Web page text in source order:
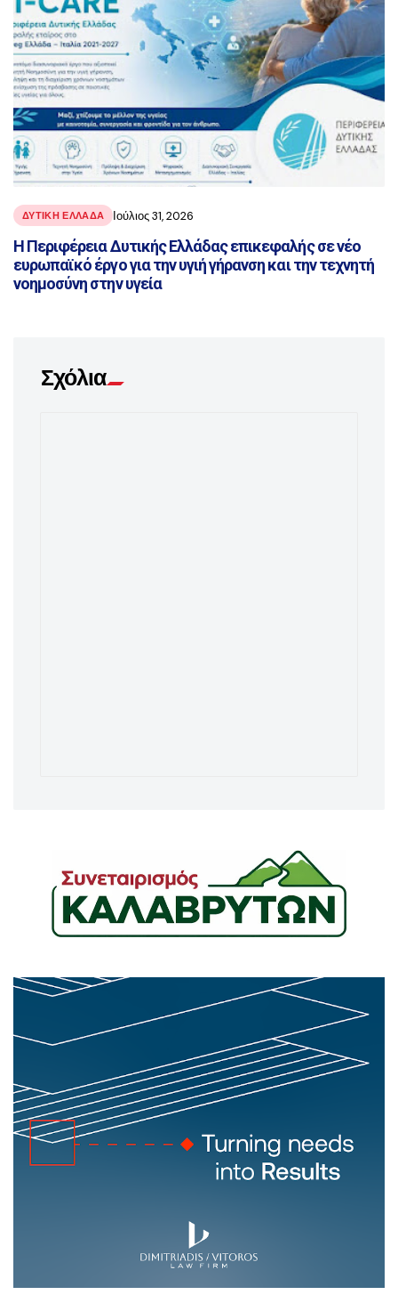
ΔΥΤΙΚΗ ΕΛΛΑΔΑ Ιούλιος 31, 2026
Η Περιφέρεια Δυτικής Ελλάδας επικεφαλής σε νέο
ευρωπαϊκό έργο για την υγιή γήρανση και την τεχνητή
νοημοσύνη στην υγεία
Σχόλια